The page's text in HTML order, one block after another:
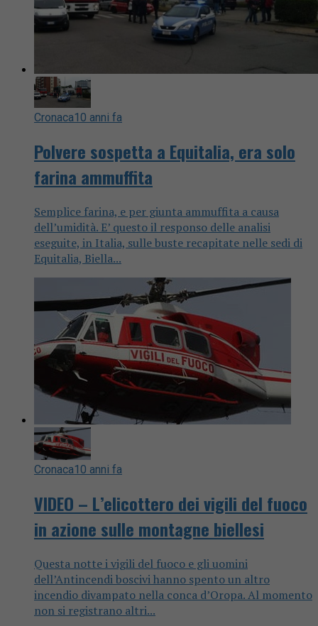
Cronaca10 anni fa
Polvere sospetta a Equitalia, era solo
farina ammuffita
Semplice farina, e per giunta ammuffita a causa
dell’umidità. E’ questo il responso delle analisi
eseguite, in Italia, sulle buste recapitate nelle sedi di
Equitalia, Biella...
Cronaca10 anni fa
VIDEO – L’elicottero dei vigili del fuoco
in azione sulle montagne biellesi
Questa notte i vigili del fuoco e gli uomini
dell’Antincendi boscivi hanno spento un altro
incendio divampato nella conca d’Oropa. Al momento
non si registrano altri...